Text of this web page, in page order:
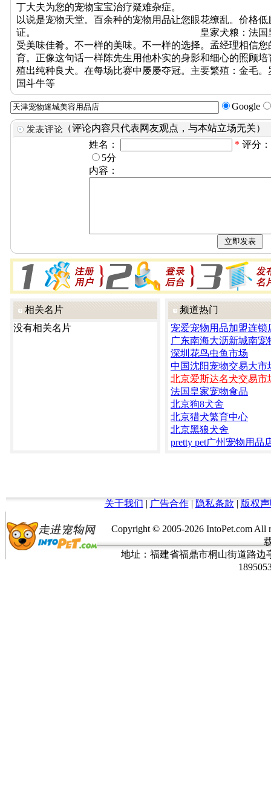
丁大夫为您的宠物宝宝治疗疑难
以说是宠物天堂。百余种的宠物用品让您眼花缭乱。价格低
证。 皇家犬粮：法国皇家犬粮（天津
受美味佳肴。不一样的美味。不一样的选择。孟经理相信
育。正像这句话一样陈先生用他朴实的身影和细心的照顾
殖出纯种良犬。在每场比赛中屡屡夺冠。主要繁殖：金毛
国斗牛等
Google
（评论内容只代表网友观点，与本站立场无关）
姓名：
* 评分
5分
内容：
相关名片
没有相关名片
频道热门
宠爱宠物用品加盟连锁
广东南海大沥新城南宠
深圳花鸟虫鱼市场
中国沈阳宠物交易大市
北京爱斯达名犬交易市
法国皇家宠物食品
北京狗8犬舍
北京猎犬繁育中心
北京黑狼犬舍
pretty pet广州宠物用品
关于我们 | 广告合作| 隐私条款 | 版权
Copyright © 2005-2026 IntoPet.com
地址：福建省福鼎市桐山街道路边